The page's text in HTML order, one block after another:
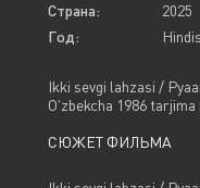
Страна:
2025
Год:
Ikki sevgi lahzasi /
O'zbekcha 1986
СЮЖЕТ ФИЛЬМА